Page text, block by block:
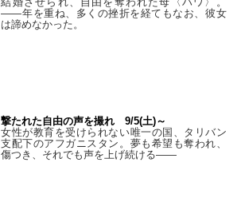
——年を重ね、多くの挫折を経てもなお、彼女
は諦めなかった。
撃たれた自由の声を撮れ 9/5(土)～
女性が教育を受けられない唯一の国、タリバン
支配下のアフガニスタン。夢も希望も奪われ、
傷つき、それでも声を上げ続ける——